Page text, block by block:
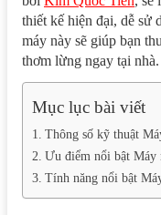
thiết kế hiện đại, dễ sử
máy này sẽ giúp bạn
thơm lừng ngay tại nhà.
Mục lục bài viết
Thông số kỹ thuật
Ưu điểm nổi bật Máy
Tính năng nổi bật